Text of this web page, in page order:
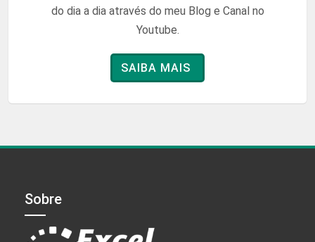
do dia a dia através do meu Blog e Canal no
Youtube.
SAIBA MAIS
Sobre